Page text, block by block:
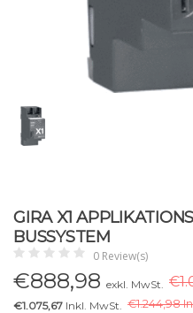
GIRA X1
BUSSYSTEM
0 Review(s)
€888,98 exkl. MwSt.
€1.075,67 Inkl. MwSt. €1.244,98